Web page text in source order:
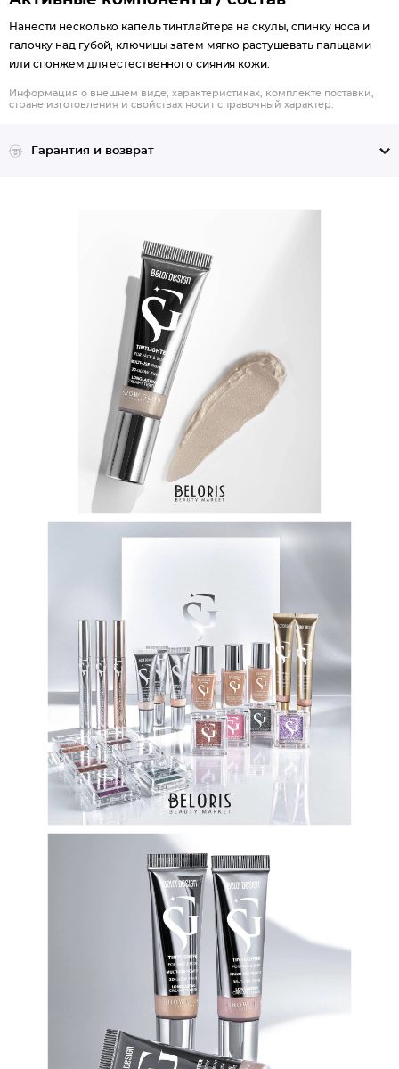
Нанести несколько капель тинтлайтера на скулы, спинку носа и
галочку над губой, ключицы затем мягко растушевать пальцами
или спонжем для естественного сияния кожи.
Информация о внешнем виде, характеристиках, комплекте поставки,
стране изготовления и свойствах носит справочный характер.
Гарантия и возврат